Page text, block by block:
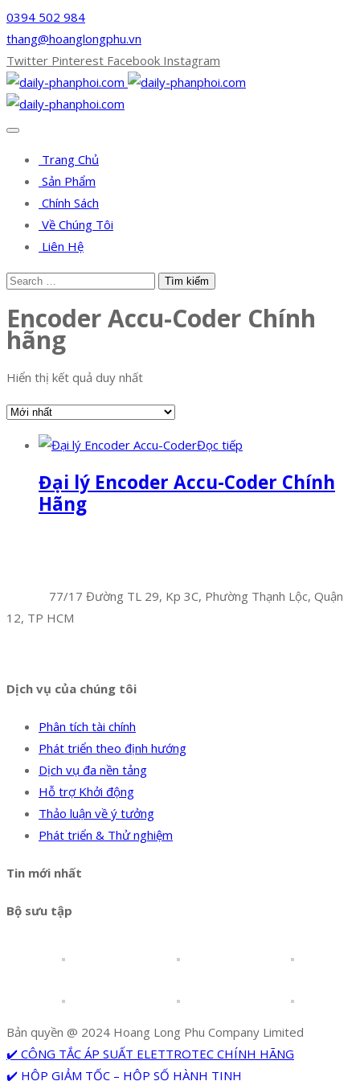
0394 502 984
thang@hoanglongphu.vn
Twitter Pinterest Facebook Instagram
Trang Chủ
Sản Phẩm
Chính Sách
Về Chúng Tôi
Liên Hệ
Encoder Accu-Coder Chính
hãng
Hiển thị kết quả duy nhất
Đọc tiếp
Đại lý Encoder Accu-Coder Chính
Hãng
77/17 Đường TL 29, Kp 3C, Phường Thạnh Lộc, Quận
12, TP HCM
Dịch vụ của chúng tôi
Phân tích tài chính
Phát triển theo định hướng
Dịch vụ đa nền tảng
Hỗ trợ Khởi động
Thảo luận về ý tưởng
Phát triển & Thử nghiệm
Tin mới nhất
Bộ sưu tập
Bản quyền @ 2024 Hoang Long Phu Company Limited
✔️ CÔNG TẮC ÁP SUẤT ELETTROTEC CHÍNH HÃNG
✔️ HỘP GIẢM TỐC – HỘP SỐ HÀNH TINH